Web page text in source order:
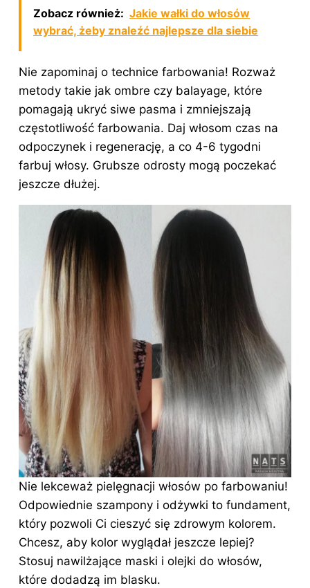
Zobacz również: Jakie wałki do włosów
wybrać, żeby znaleźć najlepsze dla siebie
Nie zapominaj o technice farbowania! Rozważ
metody takie jak ombre czy balayage, które
pomagają ukryć siwe pasma i zmniejszają
częstotliwość farbowania. Daj włosom czas na
odpoczynek i regenerację, a co 4-6 tygodni
farbuj włosy. Grubsze odrosty mogą poczekać
jeszcze dłużej.
Nie lekceważ pielęgnacji włosów po farbowaniu!
Odpowiednie szampony i odżywki to fundament,
który pozwoli Ci cieszyć się zdrowym kolorem.
Chcesz, aby kolor wyglądał jeszcze lepiej?
Stosuj nawilżające maski i olejki do włosów,
które dodadzą im blasku.